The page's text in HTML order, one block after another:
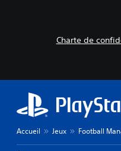
Charte de
Accueil Jeux Football